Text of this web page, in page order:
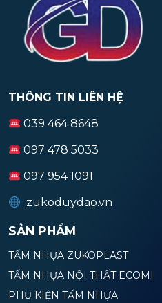
THÔNG TIN LIÊN HỆ
039 464 8648
097 478 5033
097 954 1091
zukoduydao.vn
SẢN PHẨM
TẤM NHỰA ZUKOPLAST
TẤM NHỰA NỘI THẤT ECOMI
PHỤ KIỆN TẤM NHỰA